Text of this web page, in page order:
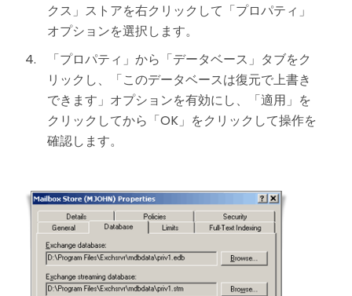
クス」ストアを右クリックして「プロパティ」
オプションを選択します。
「プロパティ」から「データベース」タブをク
リックし、「このデータベースは復元で上書き
できます」オプションを有効にし、「適用」を
クリックしてから「OK」をクリックして操作を
確認します。